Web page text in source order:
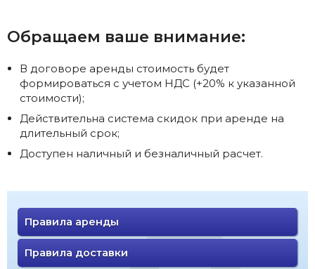
Обращаем ваше внимание:
В договоре аренды стоимость будет
формироваться с учетом НДС (+20% к указанной
стоимости);
Действительна система скидок при аренде на
длительный срок;
Доступен наличный и безналичный расчет.
Правила аренды
Правила доставки